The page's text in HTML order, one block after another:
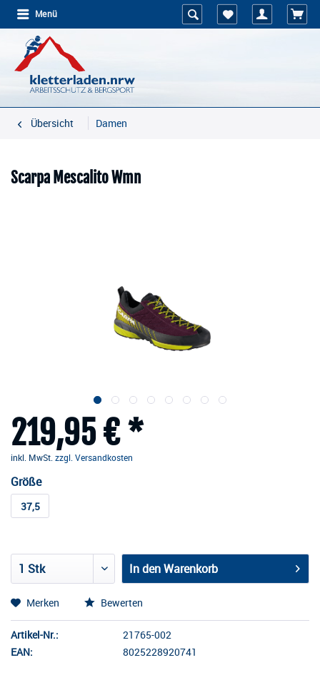
Menü
Übersicht Damen
Scarpa Mescalito Wmn
219,95 € *
inkl. MwSt. zzgl. Versandkosten
Größe
37,5
In denWarenkorb
Merken Bewerten
Artikel-Nr.:
21765-002
EAN:
8025228920741